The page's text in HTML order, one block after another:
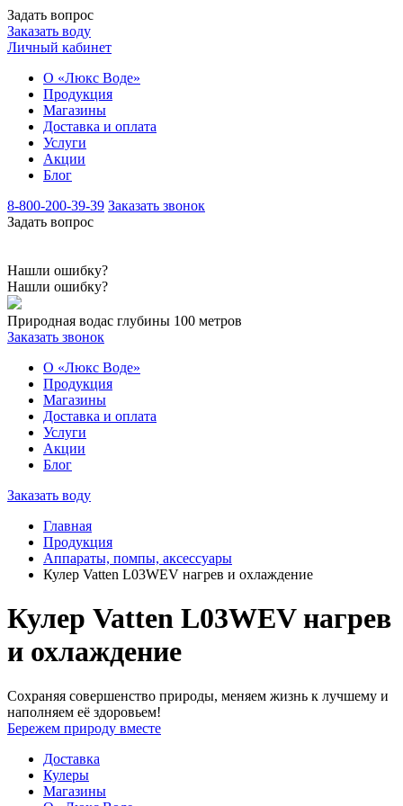
Задать вопрос
Заказать воду
Личный кабинет
О «Люкс Воде»
Продукция
Магазины
Доставка и оплата
Услуги
Акции
Блог
8-800-200-39-39 Заказать звонок
Задать вопрос
Нашли ошибку?
Нашли ошибку?
Природная водас глубины 100 метров
Заказать звонок
О «Люкс Воде»
Продукция
Магазины
Доставка и оплата
Услуги
Акции
Блог
Заказать воду
Главная
Продукция
Аппараты, помпы, аксессуары
Кулер Vatten L03WEV нагрев и охлаждение
Кулер Vatten L03WEV нагрев
и охлаждение
Сохраняя совершенство природы, меняем жизнь к лучшему и
наполняем её здоровьем!
Бережем природу вместе
Доставка
Кулеры
Магазины